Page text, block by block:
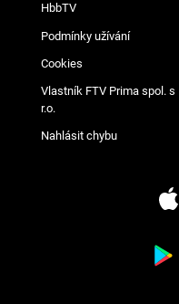
HbbTV
Podmínky užívání
Cookies
Vlastník FTV Prima spol. s
r.o.
Nahlásit chybu